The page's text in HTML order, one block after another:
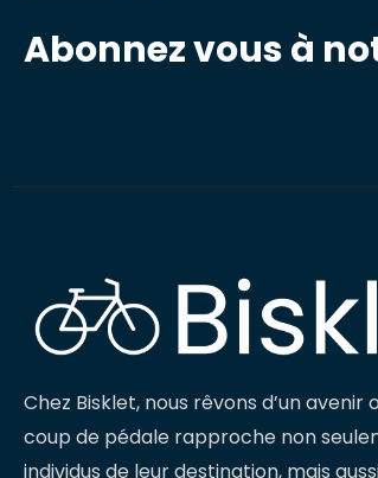
Abonnez vous à
Chez Bisklet, nous rêvons d’un avenir
coup de pédale rapproche non
individus de leur destination, mais